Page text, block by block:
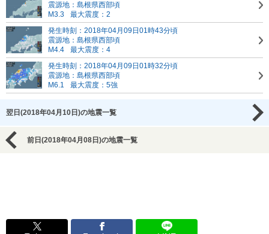
震源地：島根県西部頃
M3.3
最大震度：2
発生時刻：2018年04月09日01時43分頃
震源地：島根県西部頃
M4.4
最大震度：4
発生時刻：2018年04月09日01時32分頃
震源地：島根県西部頃
M6.1
最大震度：5強
翌日(2018年04月10日)の地震一覧
前日(2018年04月08日)の地震一覧